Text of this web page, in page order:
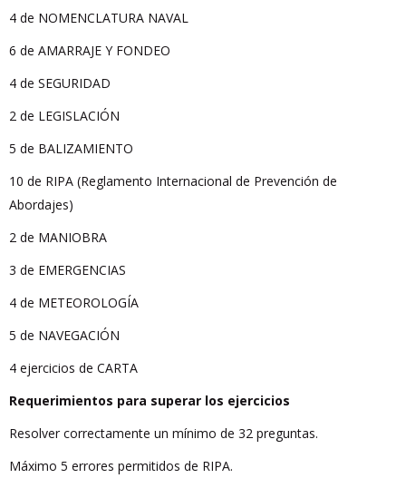
4 de NOMENCLATURA NAVAL
6 de AMARRAJE Y FONDEO
4 de SEGURIDAD
2 de LEGISLACIÓN
5 de BALIZAMIENTO
10 de RIPA (Reglamento Internacional de Prevención de
Abordajes)
2 de MANIOBRA
3 de EMERGENCIAS
4 de METEOROLOGÍA
5 de NAVEGACIÓN
4 ejercicios de CARTA
Requerimientos para superar los ejercicios
Resolver correctamente un mínimo de 32 preguntas.
Máximo 5 errores permitidos de RIPA.